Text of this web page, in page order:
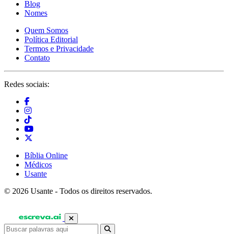
Blog
Nomes
Quem Somos
Política Editorial
Termos e Privacidade
Contato
Redes sociais:
Bíblia Online
Médicos
Usante
© 2026 Usante - Todos os direitos reservados.